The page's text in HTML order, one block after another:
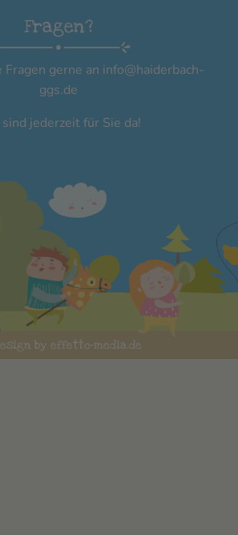
Fragen?
gerne an info@haiderbach-
ggs.de
jederzeit für Sie da!
by effetto-media.de